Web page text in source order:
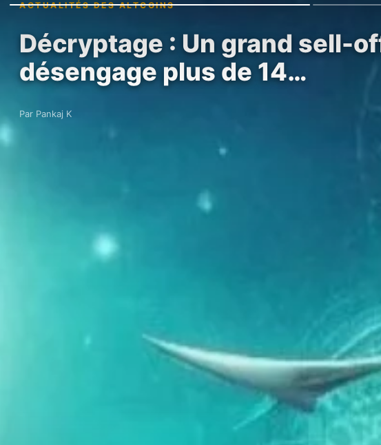
ACTUALITÉS DES ALTCOINS
Décryptage : Un grand sell-
désengage plus de 14…
Par Pankaj K